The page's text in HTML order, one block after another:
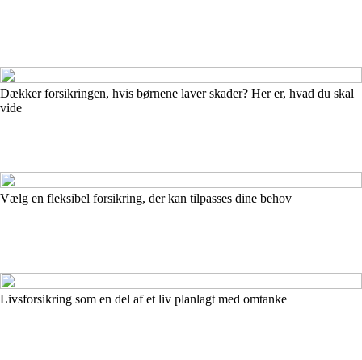
Dækker forsikringen, hvis børnene laver skader? Her er, hvad du skal
vide
Vælg en fleksibel forsikring, der kan tilpasses dine behov
Livsforsikring som en del af et liv planlagt med omtanke